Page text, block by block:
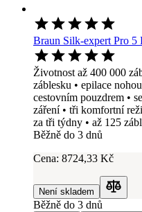
Braun Silk-expert Pro 5
Životnost až 400 000
záblesku • epilace
cestovním pouzdrem •
záření • tři komfortní
za tři týdny • až 125
Běžně do 3 dnů
Cena: 8724,33 Kč
Není skladem
Běžně do 3 dnů